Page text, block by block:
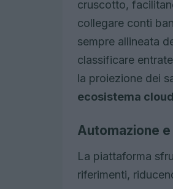
cruscotto,
collegare conti
sempre allineata
classificare
la proiezione dei
ecosistema cloud
Automazione
La piattaforma
riferimenti,